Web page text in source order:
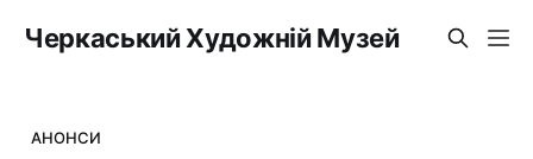
Черкаський Художній Музей
АНОНСИ